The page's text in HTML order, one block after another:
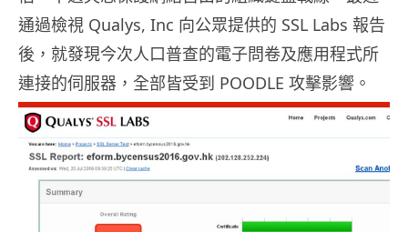
通過檢視 Qualys, Inc 向公眾提供的 SSL Labs 報告
後，就發現今次人口普查的電子問卷及應用程式所
連接的伺服器，全部皆受到 POODLE 攻擊影響。